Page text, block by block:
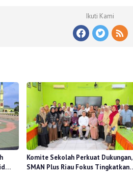
Ikuti Kami
Komite Sekolah Perkuat Dukungan,
SMAN Plus Riau Fokus Tingkatkan